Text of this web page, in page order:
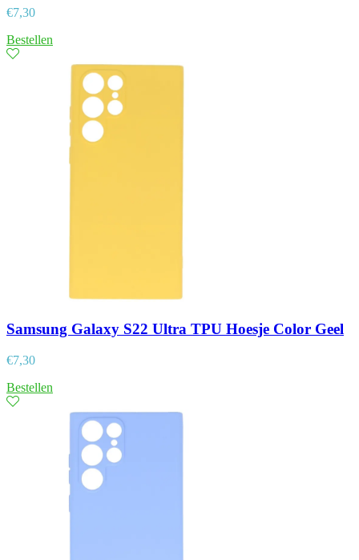
€7,30
Bestellen
Samsung Galaxy S22 Ultra TPU Hoesje Color Geel
€7,30
Bestellen